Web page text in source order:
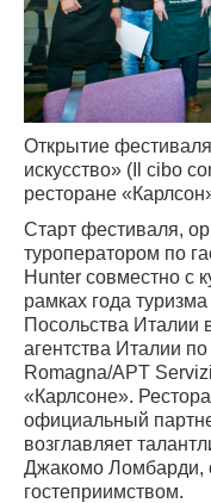
Открытие
искусство» (Il cibo
ресторане
Старт фестиваля,
туроператором по
Hunter совместно с
рамках года
Посольства Италии
агентства Италии
Romagna/APT
«Карлсоне».
официальный
возглавляет
Джакомо Ломбарди,
гостеприимством.